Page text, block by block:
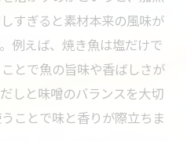
すぎると素材本来の風味が
例えば、焼き魚は塩だけで
とで魚の旨味や香ばしさが
しと味噌のバランスを大切
ことで味と香りが際立ちま